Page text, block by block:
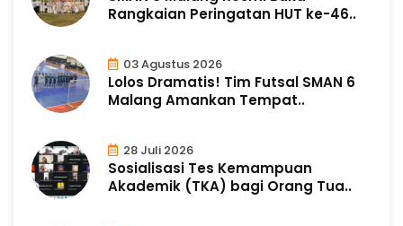
Rangkaian Peringatan HUT ke-46..
03 Agustus 2026
Lolos Dramatis! Tim Futsal SMAN 6
Malang Amankan Tempat..
28 Juli 2026
Sosialisasi Tes Kemampuan
Akademik (TKA) bagi Orang Tua..